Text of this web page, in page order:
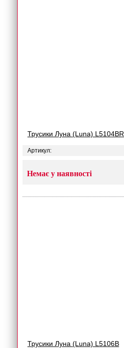
Трусики Луна (Luna) L5104BR
Артикул:
Немає у наявності
Трусики Луна (Luna) L5106B